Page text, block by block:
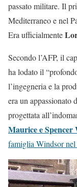
passato militare. Il
Mediterraneo e nel
Era ufficialmente
Secondo l’AFP, il
ha lodato il
l’ingegneria e la
era un appassionato
progettata
Maurice e Spencer
famiglia Windsor nel